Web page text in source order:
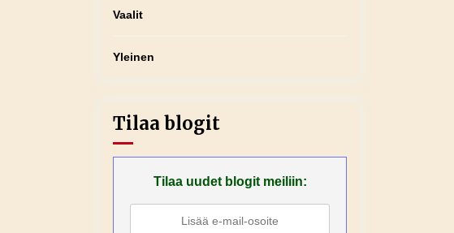
Vaalit
Yleinen
Tilaa blogit
Tilaa uudet blogit meiliin: